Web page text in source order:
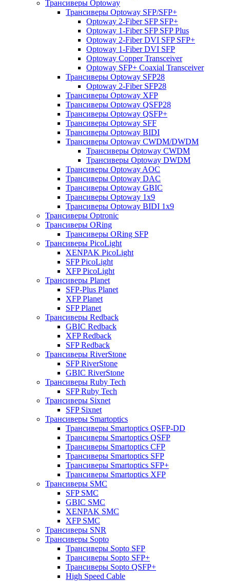
Трансиверы Optoway
Трансиверы Optoway SFP/SFP+
Optoway 2-Fiber SFP SFP+
Optoway 1-Fiber SFP SFP Plus
Optoway 2-Fiber DVI SFP SFP+
Optoway 1-Fiber DVI SFP
Optoway Copper Transceiver
Optoway SFP+ Coaxial Transceiver
Трансиверы Optoway SFP28
Optoway 2-Fiber SFP28
Трансиверы Optoway XFP
Трансиверы Optoway QSFP28
Трансиверы Optoway QSFP+
Трансиверы Optoway SFF
Трансиверы Optoway BIDI
Трансиверы Optoway CWDM/DWDM
Трансиверы Optoway CWDM
Трансиверы Optoway DWDM
Трансиверы Optoway AOC
Трансиверы Optoway DAC
Трансиверы Optoway GBIC
Трансиверы Optoway 1х9
Трансиверы Optoway BIDI 1x9
Трансиверы Optronic
Трансиверы ORing
Трансиверы ORing SFP
Трансиверы PicoLight
XENPAK PicoLight
SFP PicoLight
XFP PicoLight
Трансиверы Planet
SFP-Plus Planet
XFP Planet
SFP Planet
Трансиверы Redback
GBIC Redback
XFP Redback
SFP Redback
Трансиверы RiverStone
SFP RiverStone
GBIC RiverStone
Трансиверы Ruby Tech
SFP Ruby Tech
Трансиверы Sixnet
SFP Sixnet
Трансиверы Smartoptics
Трансиверы Smartoptics QSFP-DD
Трансиверы Smartoptics QSFP
Трансиверы Smartoptics CFP
Трансиверы Smartoptics SFP
Трансиверы Smartoptics SFP+
Трансиверы Smartoptics XFP
Трансиверы SMC
SFP SMC
GBIC SMC
XENPAK SMC
XFP SMC
Трансиверы SNR
Трансиверы Sopto
Трансиверы Sopto SFP
Трансиверы Sopto SFP+
Трансиверы Sopto QSFP+
High Speed Cable